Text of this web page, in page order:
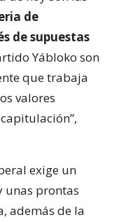
de
de supuestas
Yábloko son
que trabaja
valores
exige un
unas prontas
además de la